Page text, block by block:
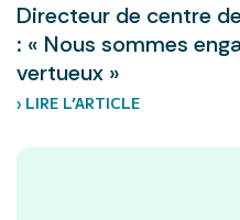
Directeur de centre
: « Nous sommes
vertueux »
› LIRE L’ARTICLE